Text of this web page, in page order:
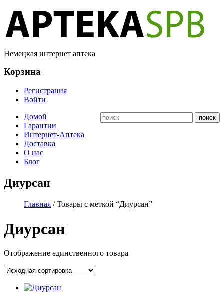
Немецкая интернет аптека
Корзина
Регистрация
Войти
Домой
Гарантии
Интернет-Аптека
Доставка
О нас
Блог
Диурсан
Главная / Товары с меткой “Диурсан”
Диурсан
Отображение единственного товара